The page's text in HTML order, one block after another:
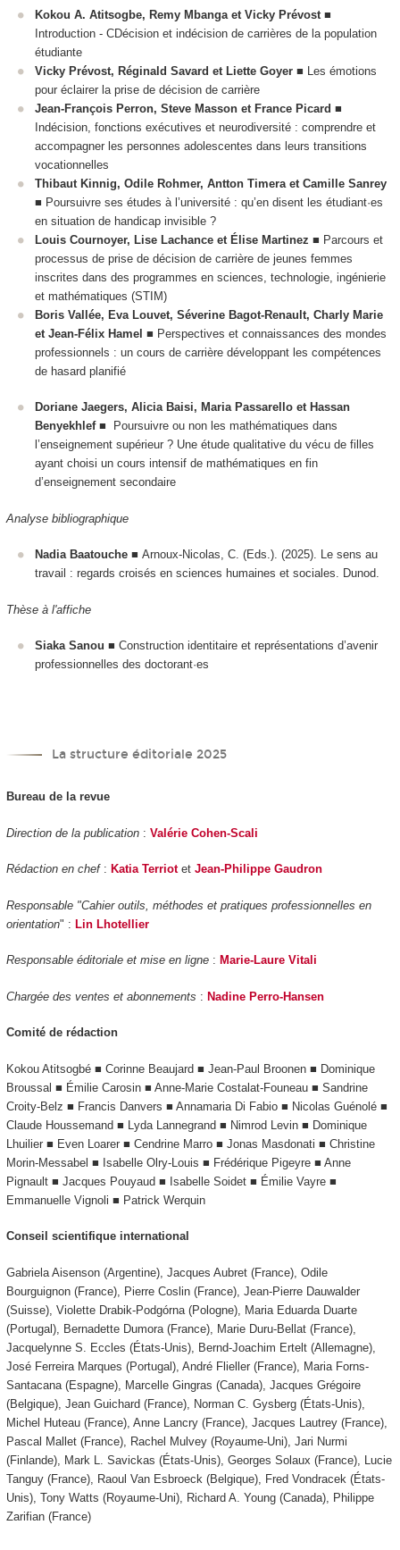
Kokou A. Atitsogbe, Remy Mbanga et Vicky Prévost ■
Introduction - CDécision et indécision de carrières de la population
étudiante
Vicky Prévost, Réginald Savard et Liette Goyer ■ Les émotions
pour éclairer la prise de décision de carrière
Jean-François Perron, Steve Masson et France Picard ■
Indécision, fonctions exécutives et neurodiversité : comprendre et
accompagner les personnes adolescentes dans leurs transitions
vocationnelles
Thibaut Kinnig, Odile Rohmer, Antton Timera et Camille Sanrey
■ Poursuivre ses études à l’université : qu’en disent les étudiant·es
en situation de handicap invisible ?
Louis Cournoyer, Lise Lachance et Élise Martinez ■ Parcours et
processus de prise de décision de carrière de jeunes femmes
inscrites dans des programmes en sciences, technologie, ingénierie
et mathématiques (STIM)
Boris Vallée, Eva Louvet, Séverine Bagot-Renault, Charly Marie
et Jean-Félix Hamel ■ Perspectives et connaissances des mondes
professionnels : un cours de carrière développant les compétences
de hasard planifié
Doriane Jaegers, Alicia Baisi, Maria Passarello et Hassan
Benyekhlef ■
Poursuivre ou non les mathématiques dans
l’enseignement supérieur ? Une étude qualitative du vécu de filles
ayant choisi un cours intensif de mathématiques en fin
d’enseignement secondaire
Analyse bibliographique
Nadia Baatouche ■ Arnoux-Nicolas, C. (Eds.). (2025). Le sens au
travail : regards croisés en sciences humaines et sociales. Dunod.
Thèse à l'affiche
Siaka Sanou ■ Construction identitaire et représentations d’avenir
professionnelles des doctorant·es
La structure éditoriale 2025
Bureau de la revue
Direction de la publication: Valérie Cohen-Scali
Rédaction en chef: Katia Terriot et Jean-Philippe Gaudron
Responsable "Cahier outils, méthodes et pratiques professionnelles en
orientation" : Lin Lhotellier
Responsable éditoriale et mise en ligne: Marie-Laure Vitali
Chargée des ventes et abonnements : Nadine Perro-Hansen
Comité de rédaction
Kokou Atitsogbé ■ Corinne Beaujard ■ Jean-Paul Broonen ■ Dominique
Broussal ■ Émilie Carosin ■ Anne-Marie Costalat-Founeau ■ Sandrine
Croity-Belz ■ Francis Danvers ■ Annamaria Di Fabio ■ Nicolas Guénolé ■
Claude Houssemand ■ Lyda Lannegrand ■ Nimrod Levin ■ Dominique
Lhuilier ■ Even Loarer ■ Cendrine Marro ■ Jonas Masdonati ■ Christine
Morin-Messabel ■ Isabelle Olry-Louis ■ Frédérique Pigeyre ■ Anne
Pignault ■ Jacques Pouyaud ■ Isabelle Soidet ■ Émilie Vayre ■
Emmanuelle Vignoli ■ Patrick Werquin
Conseil scientifique international
Gabriela Aisenson (Argentine), Jacques Aubret (France), Odile
Bourguignon (France), Pierre Coslin (France), Jean-Pierre Dauwalder
(Suisse), Violette Drabik-Podgórna (Pologne), Maria Eduarda Duarte
(Portugal), Bernadette Dumora (France), Marie Duru-Bellat (France),
Jacquelynne S. Eccles (États-Unis), Bernd-Joachim Ertelt (Allemagne),
José Ferreira Marques (Portugal), André Flieller (France), Maria Forns-
Santacana (Espagne), Marcelle Gingras (Canada), Jacques Grégoire
(Belgique), Jean Guichard (France), Norman C. Gysberg (États-Unis),
Michel Huteau (France), Anne Lancry (France), Jacques Lautrey (France),
Pascal Mallet (France), Rachel Mulvey (Royaume-Uni), Jari Nurmi
(Finlande), Mark L. Savickas (États-Unis), Georges Solaux (France), Lucie
Tanguy (France), Raoul Van Esbroeck (Belgique), Fred Vondracek (États-
Unis), Tony Watts (Royaume-Uni), Richard A. Young (Canada), Philippe
Zarifian (France)